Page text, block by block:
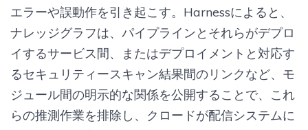
エラーや誤動作を引き起こす。Harnessによると、
ナレッジグラフは、パイプラインとそれらがデプロ
イするサービス間、またはデプロイメントと対応す
るセキュリティースキャン結果間のリンクなど、モ
ジュール間の明示的な関係を公開することで、これ
らの推測作業を排除し、クロードが配信システムに